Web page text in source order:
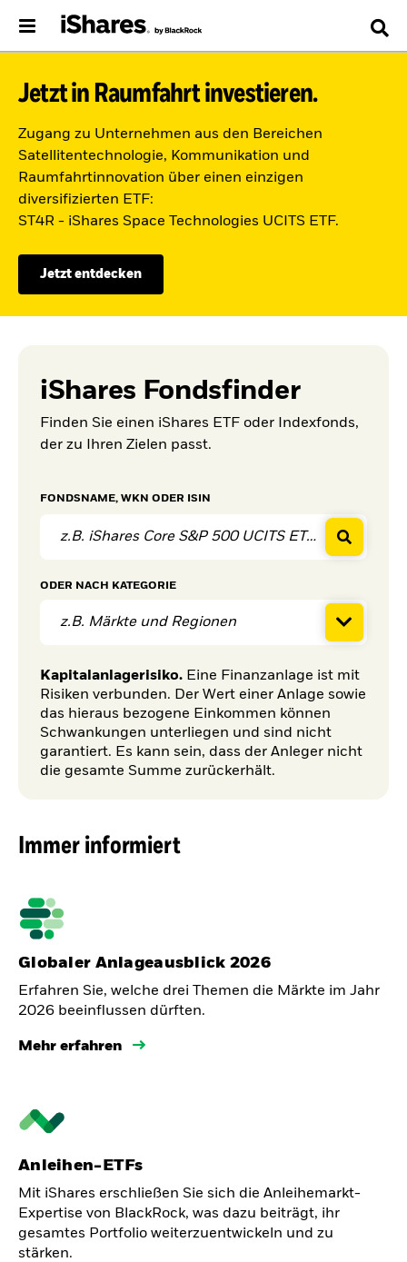
Jetzt in Raumfahrt investieren.
Zugang zu Unternehmen aus den Bereichen
Satellitentechnologie, Kommunikation und
Raumfahrtinnovation über einen einzigen
diversifizierten ETF:
ST4R - iShares Space Technologies UCITS ETF.
Jetzt entdecken
iShares Fondsfinder
Finden Sie einen iShares ETF oder Indexfonds,
der zu Ihren Zielen passt.
FONDSNAME, WKN ODER ISIN
ODER NACH KATEGORIE
z.B. Märkte und Regionen
Kapitalanlagerisiko. Eine Finanzanlage ist mit
Risiken verbunden. Der Wert einer Anlage sowie
das hieraus bezogene Einkommen können
Schwankungen unterliegen und sind nicht
garantiert. Es kann sein, dass der Anleger nicht
die gesamte Summe zurückerhält.
Immer informiert
Globaler Anlageausblick 2026
Erfahren Sie, welche drei Themen die Märkte im Jahr
2026 beeinflussen dürften.
Mehr erfahren
Anleihen-ETFs
Mit iShares erschließen Sie sich die Anleihemarkt-
Expertise von BlackRock, was dazu beiträgt, ihr
gesamtes Portfolio weiterzuentwickeln und zu
stärken.